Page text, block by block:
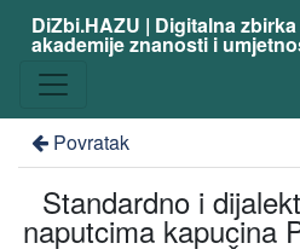
DiZbi.HAZU | Digitalna
akademije znanosti i
Povratak
Standardno i
naputcima kapucina